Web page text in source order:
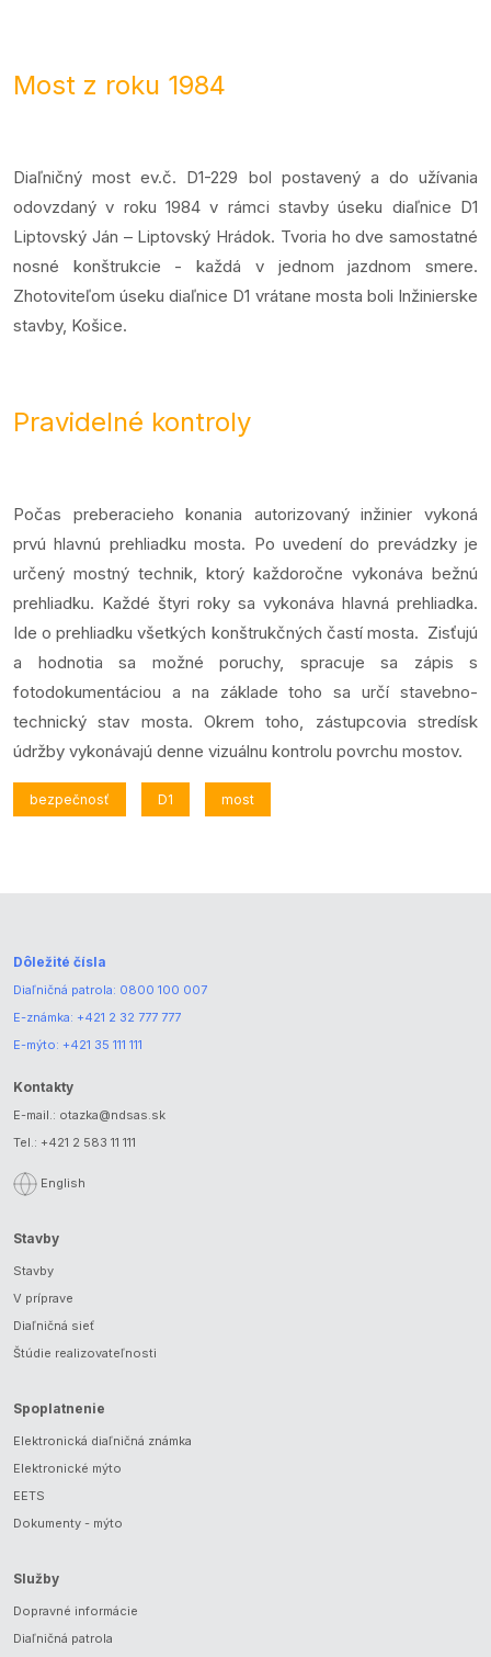
Most z roku 1984
Diaľničný most ev.č. D1-229 bol postavený a do užívania
odovzdaný v roku 1984 v rámci stavby úseku diaľnice D1
Liptovský Ján – Liptovský Hrádok. Tvoria ho dve samostatné
nosné konštrukcie - každá v jednom jazdnom smere.
Zhotoviteľom úseku diaľnice D1 vrátane mosta boli Inžinierske
stavby, Košice.
Pravidelné kontroly
Počas preberacieho konania autorizovaný inžinier vykoná
prvú hlavnú prehliadku mosta. Po uvedení do prevádzky je
určený mostný technik, ktorý každoročne vykonáva bežnú
prehliadku. Každé štyri roky sa vykonáva hlavná prehliadka.
Ide o prehliadku všetkých konštrukčných častí mosta. Zisťujú
a hodnotia sa možné poruchy, spracuje sa zápis s
fotodokumentáciou a na základe toho sa určí stavebno-
technický stav mosta. Okrem toho, zástupcovia stredísk
údržby vykonávajú denne vizuálnu kontrolu povrchu mostov.
bezpečnosť D1 most
Dôležité čísla
Diaľničná patrola: 0800 100 007
E-známka: +421 2 32 777 777
E-mýto: +421 35 111 111
Kontakty
E-mail.: otazka@ndsas.sk
Tel.: +421 2 583 11 111
English
Stavby
Stavby
V príprave
Diaľničná sieť
Štúdie realizovateľnosti
Spoplatnenie
Elektronická diaľničná známka
Elektronické mýto
EETS
Dokumenty - mýto
Služby
Dopravné informácie
Diaľničná patrola